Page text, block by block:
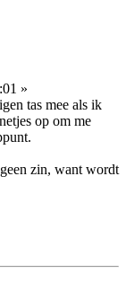
»
tas mee als ik
op om me
zin, want wordt